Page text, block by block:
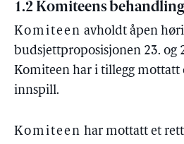
1.2 Komiteens behandling
Komiteen avholdt åpen
budsjettproposisjonen 23. og
Komiteen har i tillegg mottatt
innspill.
Komiteen har mottatt et